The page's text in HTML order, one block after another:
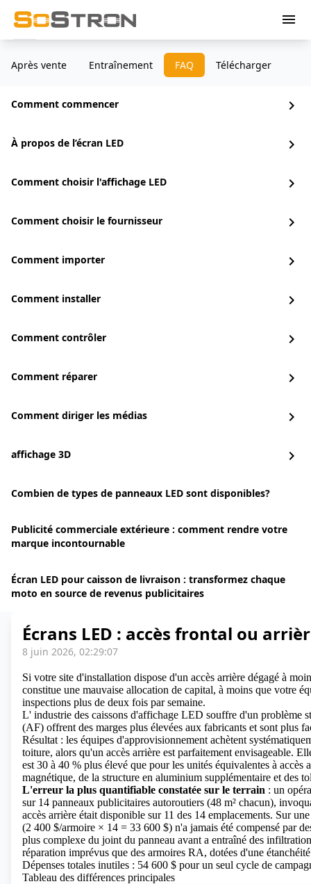
menu
Après vente Entraînement FAQ Télécharger
Comment commencer chevron_right
À propos de l’écran LED chevron_right
Comment choisir l'affichage LED chevron_right
Comment choisir le fournisseur chevron_right
Comment importer chevron_right
Comment installer chevron_right
Comment contrôler chevron_right
Comment réparer chevron_right
Comment diriger les médias chevron_right
affichage 3D chevron_right
Combien de types de panneaux LED sont disponibles?
Publicité commerciale extérieure : comment rendre votre
marque incontournable
Écran LED pour caisson de livraison : transformez chaque
moto en source de revenus publicitaires
Écrans LED : accès frontal ou
8 juin 2026, 02:29:07
Si votre site d'installation dispose d'un accès arrière dégagé à
constitue une mauvaise allocation de capital, à moins que votre
inspections plus de deux fois par semaine.
L' industrie des caissons d'affichage LED souffre d'un problème
(AF) offrent des marges plus élevées aux fabricants et sont plus
Résultat : les équipes d'approvisionnement achètent
toiture, alors qu'un accès arrière est parfaitement envisageable.
est 30 à 40 % plus élevé que pour les unités équivalentes à
magnétique, de la structure en aluminium supplémentaire et des
L'erreur la plus quantifiable constatée sur le terrain : un
sur 14 panneaux publicitaires autoroutiers (48 m² chacun),
accès arrière était disponible sur 11 des 14 emplacements. Sur
(2 400 $/armoire × 14 = 33 600 $) n'a jamais été compensé par
plus complexe du joint du panneau avant a entraîné des
réparation imprévus que des armoires RA, dotées d'une
Dépenses totales inutiles : 54 600 $ pour un seul cycle de
Tableau des différences principales